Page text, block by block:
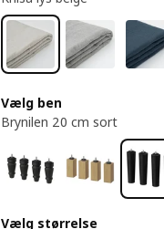
Vælg ben
Brynilen 20 cm sort
Vælg størrelse